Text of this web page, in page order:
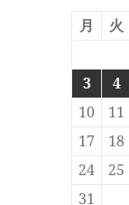
月 火
3
4
10
11
17
18
24
25
31